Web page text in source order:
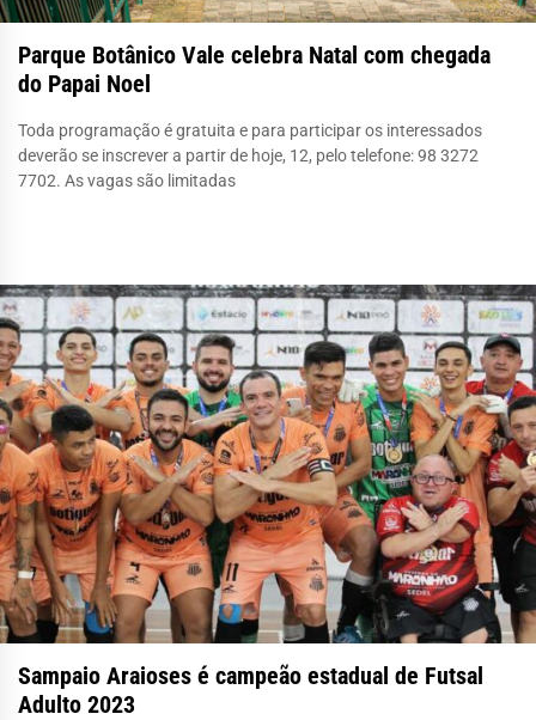
Parque Botânico Vale celebra Natal com chegada
do Papai Noel
Toda programação é gratuita e para participar os interessados
deverão se inscrever a partir de hoje, 12, pelo telefone: 98 3272
7702. As vagas são limitadas
Sampaio Araioses é campeão estadual de Futsal
Adulto 2023